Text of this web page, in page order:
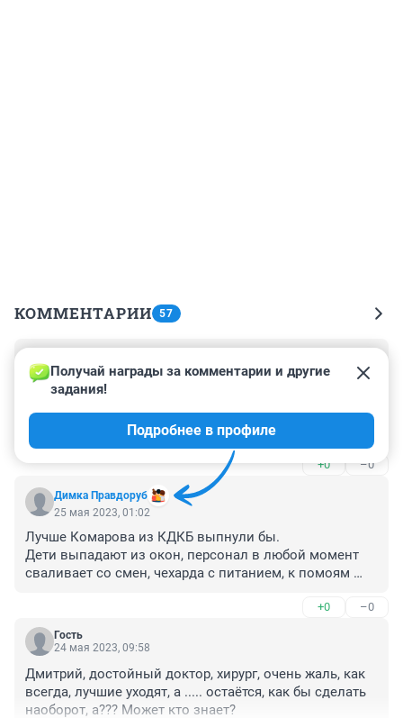
КОММЕНТАРИИ 57
25 мая 2023, 09:23
Хаус полнейший, бедный народ. С такой Медициной
вряд-ли долго жить будем. Меньше народу больше
кислорода. А самое страшное, им всё по барабану.
+0 –0
Димка Правдоруб
Получай награды за комментарии и другие
задания!
Подробнее в профиле
25 мая 2023, 01:02
Лучше Комарова из КДКБ выпнули бы.
Дети выпадают из окон, персонал в любой момент
сваливает со смен, чехарда с питанием, к помоям
выветривающиися неделями, расформировали
охранников, посадили молодых репоголовых
лет отремонтировать лифт, где на 5 этаже лежат
больные груднички и находится реанимация!!!
+0 –0
Гость
24 мая 2023, 09:58
Дмитрий, достойный доктор, хирург, очень жаль, как
всегда, лучшие уходят, а ..... остаётся, как бы сделать
наоборот, а??? Может кто знает?